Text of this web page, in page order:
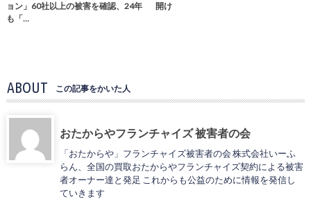
ョン」60社以上の被害を確認、24年
も「…
開け
ABOUT この記事をかいた人
おたからやフランチャイズ 被害者の会
「おたからや」フランチャイズ被害者の会 株式会社いーふ
らん、全国の買取おたからやフランチャイズ契約による被害
者オーナー達と発足 これからも公益のために情報を発信し
ていきます